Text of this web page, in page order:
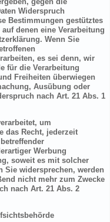
Widerspruch
Bestimmungen gestütztes
denen eine Verarbeitung
Wenn Sie
es sei denn, wir
für die Verarbeitung
Freiheiten überwiegen
Ausübung oder
nach Art. 21 Abs. 1
um
das Recht, jederzeit
Werbung
soweit es mit solcher
Sie widersprechen, werden
nicht mehr zum Zwecke
nach Art. 21 Abs. 2